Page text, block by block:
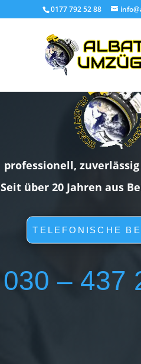
0177 792 52 88
professionell,
Seit über 20 Jahren aus
TELEFONISCHE
030 – 437